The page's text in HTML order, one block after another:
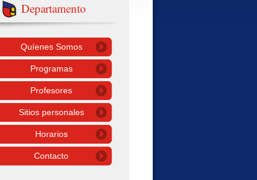
Departamento
Quíenes Somos
Programas
Profesores
Sitios personales
Horarios
Contacto